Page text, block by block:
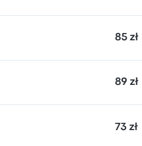
85 zł
89 zł
73 zł